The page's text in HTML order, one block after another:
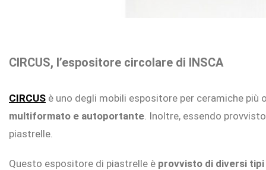
CIRCUS, l’espositore circolare di INSCA
CIRCUS è uno degli mobili espositore per ceramiche più
multiformato e autoportante . Inoltre, essendo
piastrelle.
Questo espositore di piastrelle è provvisto di diversi